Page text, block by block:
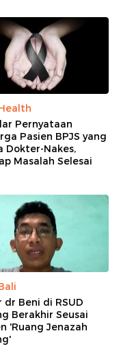
Pernyataan
Pasien BPJS yang
Dokter-Nakes,
Masalah Selesai
dr Beni di RSUD
Berakhir Seusai
'Ruang Jenazah